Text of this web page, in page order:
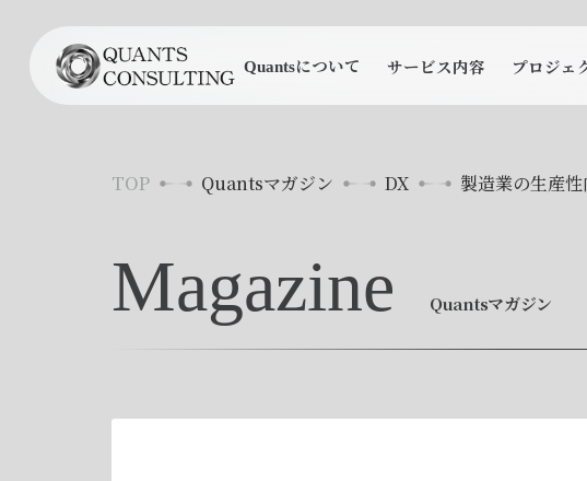
Quantsについて サービス内容 プロジェ
TOP Quantsマガジン DX 製造業の生産
Magazine Quantsマガジン